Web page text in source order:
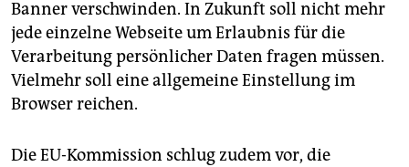
Banner verschwinden. In Zukunft soll nicht mehr
jede einzelne Webseite um Erlaubnis für die
Verarbeitung persönlicher Daten fragen müssen.
Vielmehr soll eine allgemeine Einstellung im
Browser reichen.
Die EU-Kommission schlug zudem vor, die